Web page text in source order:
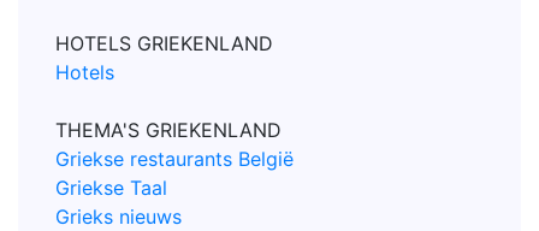
HOTELS GRIEKENLAND
Hotels
THEMA'S GRIEKENLAND
Griekse restaurants België
Griekse Taal
Grieks nieuws